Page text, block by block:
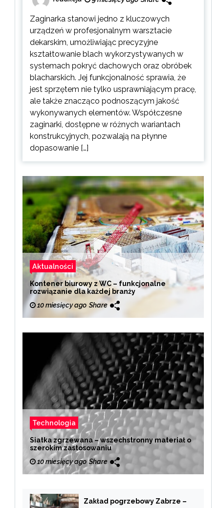
Zaginarka stanowi jedno z kluczowych
urządzeń w profesjonalnym warsztacie
dekarskim, umożliwiając precyzyjne
kształtowanie blach wykorzystywanych w
systemach pokryć dachowych oraz obróbek
blacharskich. Jej funkcjonalność sprawia, że
jest sprzętem nie tylko usprawniającym pracę,
ale także znacząco podnoszącym jakość
wykonywanych elementów. Współczesne
zaginarki, dostępne w różnych wariantach
konstrukcyjnych, pozwalają na płynne
dopasowanie […]
Aktualności
Kontener biurowy z WC – funkcjonalne
rozwiązanie dla każdej branży
10 miesięcy ago Share
Technologia
Siatka zgrzewana – wszechstronny materiał o
szerokim zastosowaniu
10 miesięcy ago Share
Zakład pogrzebowy Zabrze –